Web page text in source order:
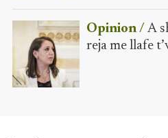
Opinion / A
reja me llafe